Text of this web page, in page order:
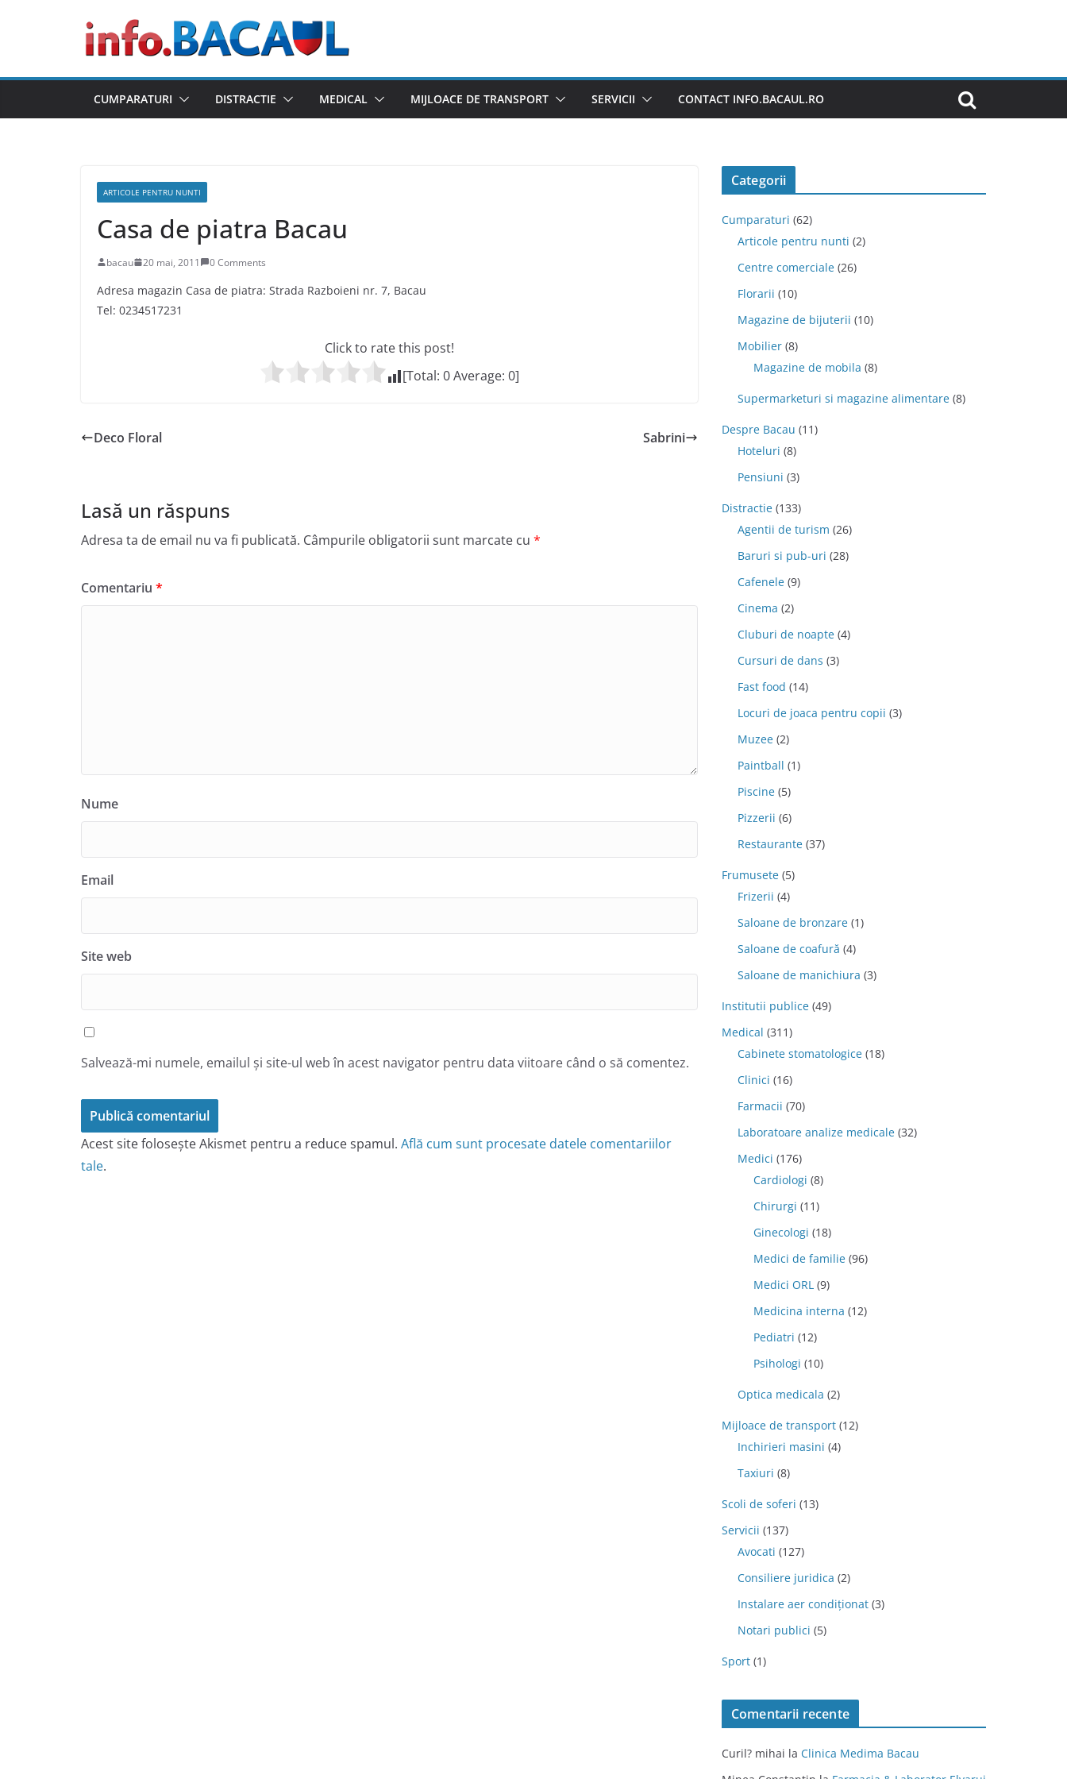
CUMPARATURI DISTRACTIE MEDICAL MIJLOACE DE TRANSPORT SERVICII CONTACT INFO.BACAUL.RO
ARTICOLE PENTRU NUNTI
Casa de piatra Bacau
bacau 20 mai, 2011 0 Comments
Adresa magazin Casa de piatra: Strada Razboieni nr. 7, Bacau
Tel: 0234517231
Click to rate this post!
[Total: 0Average: 0]
Deco Floral Sabrini
Lasă un răspuns
Adresa ta de email nu va fi publicată. Câmpurile obligatorii sunt marcate cu *
Comentariu *
Nume
Email
Site web
Salvează-mi numele, emailul și site-ul web în acest navigator pentru data viitoare când o să comentez.
Acest site folosește Akismet pentru a reduce spamul. Află cum sunt procesate datele comentariilor
tale.
Categorii
Cumparaturi (62)
Articole pentru nunti (2)
Centre comerciale (26)
Florarii (10)
Magazine de bijuterii (10)
Mobilier (8)
Magazine de mobila (8)
Supermarketuri si magazine alimentare (8)
Despre Bacau (11)
Hoteluri (8)
Pensiuni (3)
Distractie (133)
Agentii de turism (26)
Baruri si pub-uri (28)
Cafenele (9)
Cinema (2)
Cluburi de noapte (4)
Cursuri de dans (3)
Fast food (14)
Locuri de joaca pentru copii (3)
Muzee (2)
Paintball (1)
Piscine (5)
Pizzerii (6)
Restaurante (37)
Frumusete (5)
Frizerii (4)
Saloane de bronzare (1)
Saloane de coafură (4)
Saloane de manichiura (3)
Institutii publice (49)
Medical (311)
Cabinete stomatologice (18)
Clinici (16)
Farmacii (70)
Laboratoare analize medicale (32)
Medici (176)
Cardiologi (8)
Chirurgi (11)
Ginecologi (18)
Medici de familie (96)
Medici ORL (9)
Medicina interna (12)
Pediatri (12)
Psihologi (10)
Optica medicala (2)
Mijloace de transport (12)
Inchirieri masini (4)
Taxiuri (8)
Scoli de soferi (13)
Servicii (137)
Avocati (127)
Consiliere juridica (2)
Instalare aer condiționat (3)
Notari publici (5)
Sport (1)
Comentarii recente
Curil? mihai la Clinica Medima Bacau